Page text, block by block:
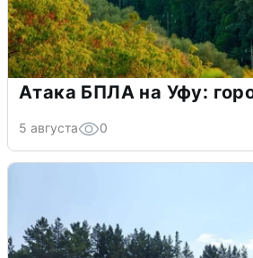
Атака БПЛА на Уфу:
5 августа 0